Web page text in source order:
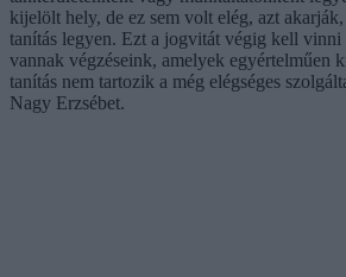
kijelölt hely, de ez sem volt elég, azt
tanítás legyen. Ezt a jogvitát végig kell vinni
vannak végzéseink, amelyek egyértelműen
tanítás nem tartozik a még elégséges
Nagy Erzsébet.